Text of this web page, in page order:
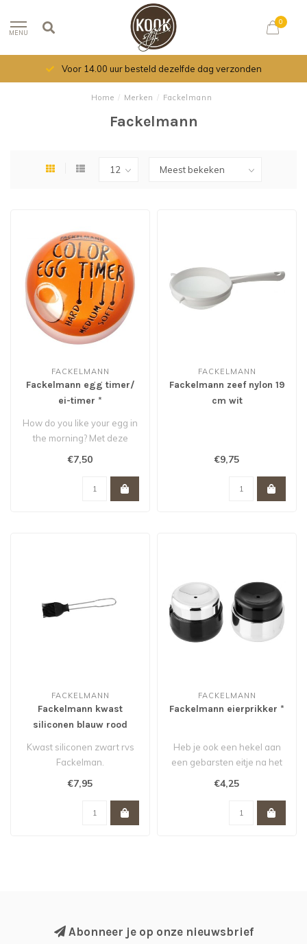
MENU
0
Voor 14.00 uur besteld dezelfde dag verzonden
Home / Merken / Fackelmann
Fackelmann
FACKELMANN
Fackelmann egg timer/
ei-timer *
How do you like your egg in
the morning? Met deze
eggtimer serveer je altijd
€7,50
FACKELMANN
Fackelmann zeef nylon 19
cm wit
€9,75
FACKELMANN
Fackelmann kwast
siliconen blauw rood
Kwast siliconen zwart rvs
Fackelman.
€7,95
FACKELMANN
Fackelmann eierprikker *
Heb je ook een hekel aan
een gebarsten eitje na het
€4,25
Abonneer je op onze nieuwsbrief